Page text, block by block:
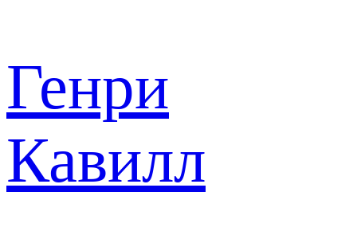
Генри
Кавилл